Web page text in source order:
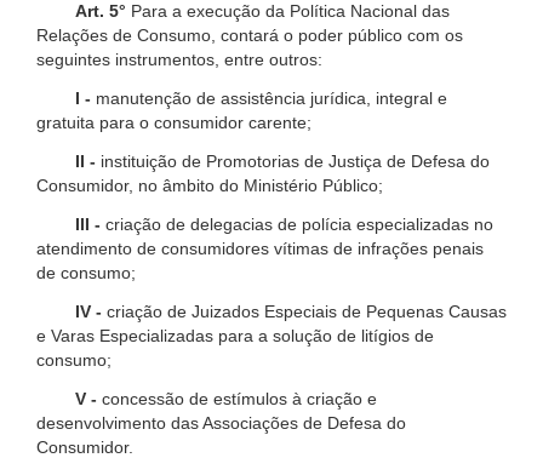
Art. 5° Para a execução da Política Nacional das
Relações de Consumo, contará o poder público com os
seguintes instrumentos, entre outros:
I - manutenção de assistência jurídica, integral e
gratuita para o consumidor carente;
II - instituição de Promotorias de Justiça de Defesa do
Consumidor, no âmbito do Ministério Público;
III - criação de delegacias de polícia especializadas no
atendimento de consumidores vítimas de infrações penais
de consumo;
IV - criação de Juizados Especiais de Pequenas Causas
e Varas Especializadas para a solução de litígios de
consumo;
V - concessão de estímulos à criação e
desenvolvimento das Associações de Defesa do
Consumidor.